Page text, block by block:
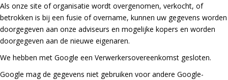
Als onze site of organisatie wordt overgenomen, verkocht, of
betrokken is bij een fusie of overname, kunnen uw gegevens worden
doorgegeven aan onze adviseurs en mogelijke kopers en worden
doorgegeven aan de nieuwe eigenaren.
We hebben met Google een Verwerkersovereenkomst gesloten.
Google mag de gegevens niet gebruiken voor andere Google-